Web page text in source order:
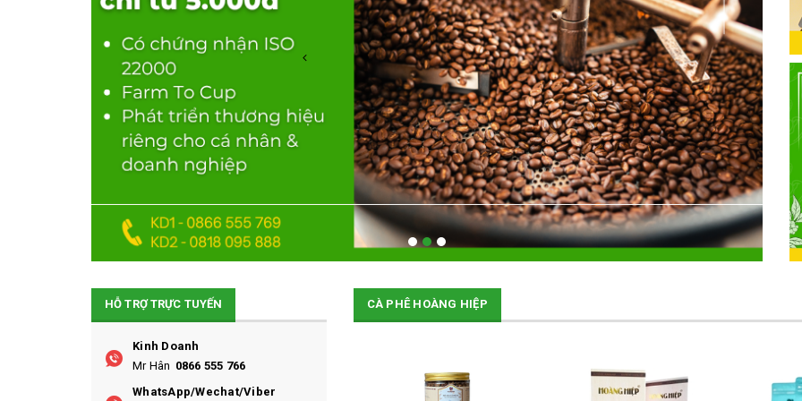
CÀ PHÊ HOÀNG HIỆP
HỖ TRỢ TRỰC TUYẾN
Kinh Doanh
Mr Hân 0866 555 766
WhatsApp/Wechat/Viber